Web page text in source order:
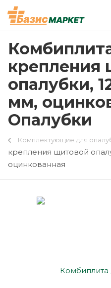
крепления
опалубки,
мм,
Опалубки
Комплектующие для
крепления щитовой
оцинкованная